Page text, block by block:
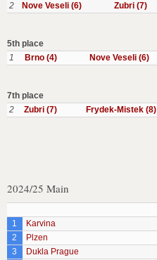
2
Nove Veseli (6) Zubri (7)
5th place
1
Brno (4) Nove Veseli (6)
7th place
2
Zubri (7) Frydek-Mistek (8)
2024/25 Main
1
Karvina
2
Plzen
3
Dukla Prague